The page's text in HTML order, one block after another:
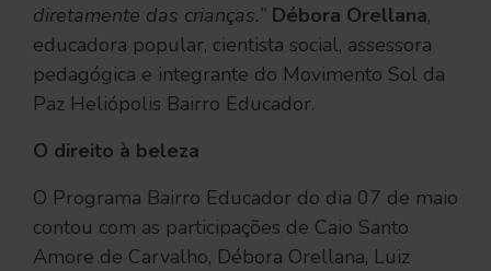
diretamente das crianças.” Débora Orellana,
educadora popular, cientista social, assessora
pedagógica e integrante do Movimento Sol da
Paz Heliópolis Bairro Educador.
O direito à beleza
O Programa Bairro Educador do dia 07 de maio
contou com as participações de Caio Santo
Amore de Carvalho, Débora Orellana, Luiz